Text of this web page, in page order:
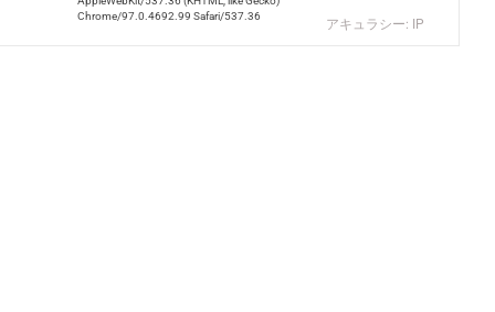
Chrome/97.0.4692.99 Safari/537.36
アキュラシー: IP